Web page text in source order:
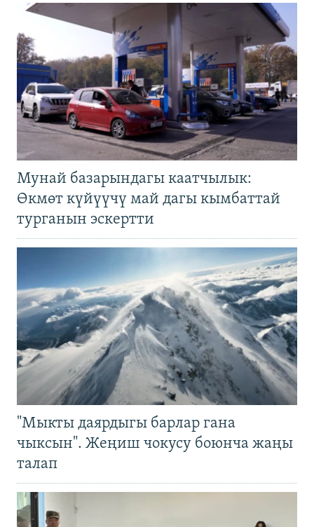
Мунай базарындагы каатчылык:
Өкмөт күйүүчү май дагы кымбаттай
турганын эскертти
"Мыкты даярдыгы барлар гана
чыксын". Жеңиш чокусу боюнча жаңы
талап